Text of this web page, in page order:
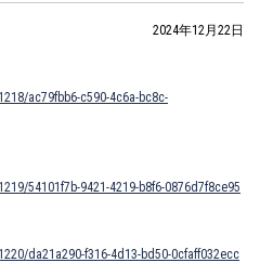
2024年12月22日
ac79fbb6-c590-4c6a-bc8c-
54101f7b-9421-4219-b8f6-0876d7f8ce95
da21a290-f316-4d13-bd50-0cfaff032ecc